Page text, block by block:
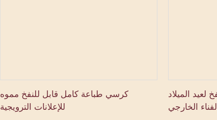
كرسي طباعة كامل قابل للنفخ مموه
للإعلانات الترويجية
لعيد الميلاد